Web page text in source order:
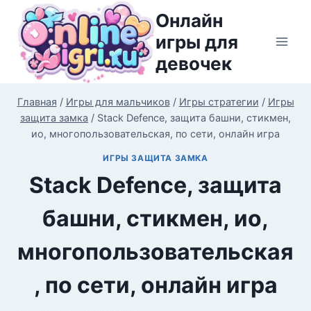
Перейти
содержимому
Онлайн
игры для
девочек
Главная / Игры для мальчиков / Игры стратегии / Игры
защита замка / Stack Defence, защита башни, стикмен,
ио, многопользовательская, по сети, онлайн игра
ИГРЫ ЗАЩИТА ЗАМКА
Stack Defence, защита
башни, стикмен, ио,
многопользовательская
, по сети, онлайн игра